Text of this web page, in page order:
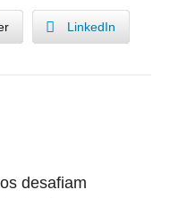
LinkedIn
desafiam